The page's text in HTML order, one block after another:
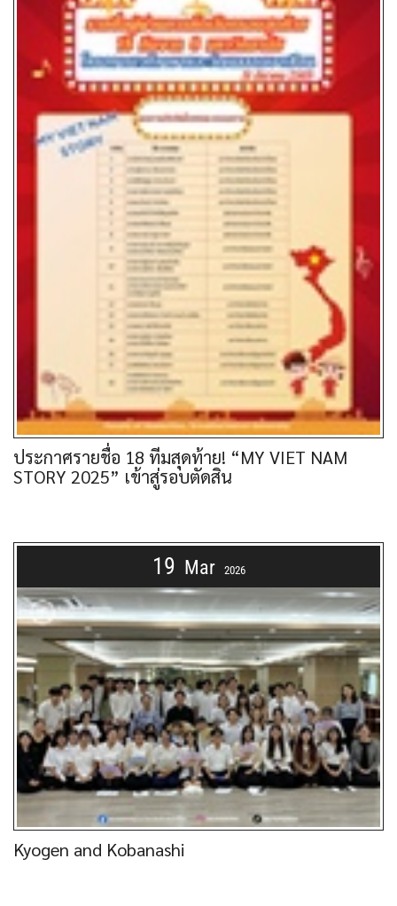
ประกาศรายชื่อ 18 ทีมสุดท้าย! “MY VIET NAM
STORY 2025” เข้าสู่รอบตัดสิน
19 Mar 2026
Kyogen and Kobanashi